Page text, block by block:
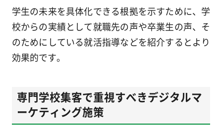
学生の未来を具体化できる根拠を示すために、学
校からの実績として就職先の声や卒業生の声、そ
のためにしている就活指導などを紹介するとより
効果的です。
専門学校集客で重視すべきデジタルマ
ーケティング施策